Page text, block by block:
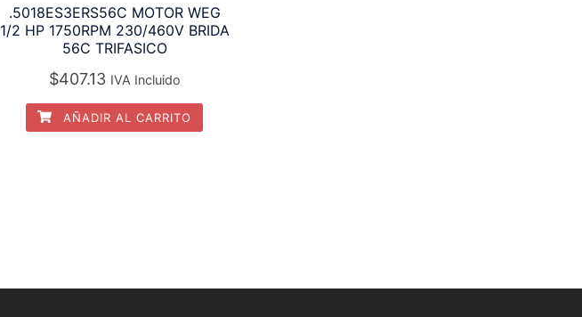
.5018ES3ERS56C MOTOR WEG
1/2 HP 1750RPM 230/460V BRIDA
56C TRIFASICO
$407.13 IVA Incluido
AÑADIR AL CARRITO